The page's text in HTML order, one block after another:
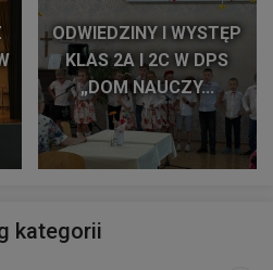
ODWIEDZINY I WYSTĘP
KLAS 2A I 2C W DPS
„DOM NAUCZY...
kategorii